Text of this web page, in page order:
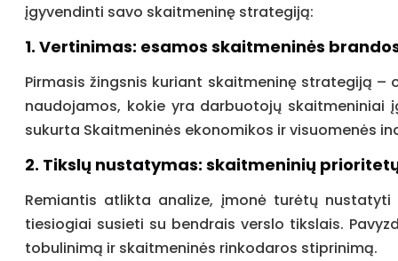
įgyvendinti savo skaitmeninę strategiją:
1. Vertinimas: esamos skaitmeninės
Pirmasis žingsnis kuriant skaitmeninę strategiją
naudojamos, kokie yra darbuotojų skaitmeniniai
sukurta Skaitmeninės ekonomikos ir visuomenės
2. Tikslų nustatymas: skaitmeninių
Remiantis atlikta analize, įmonė turėtų
tiesiogiai susieti su bendrais verslo tikslais.
tobulinimą ir skaitmeninės rinkodaros stiprinimą.